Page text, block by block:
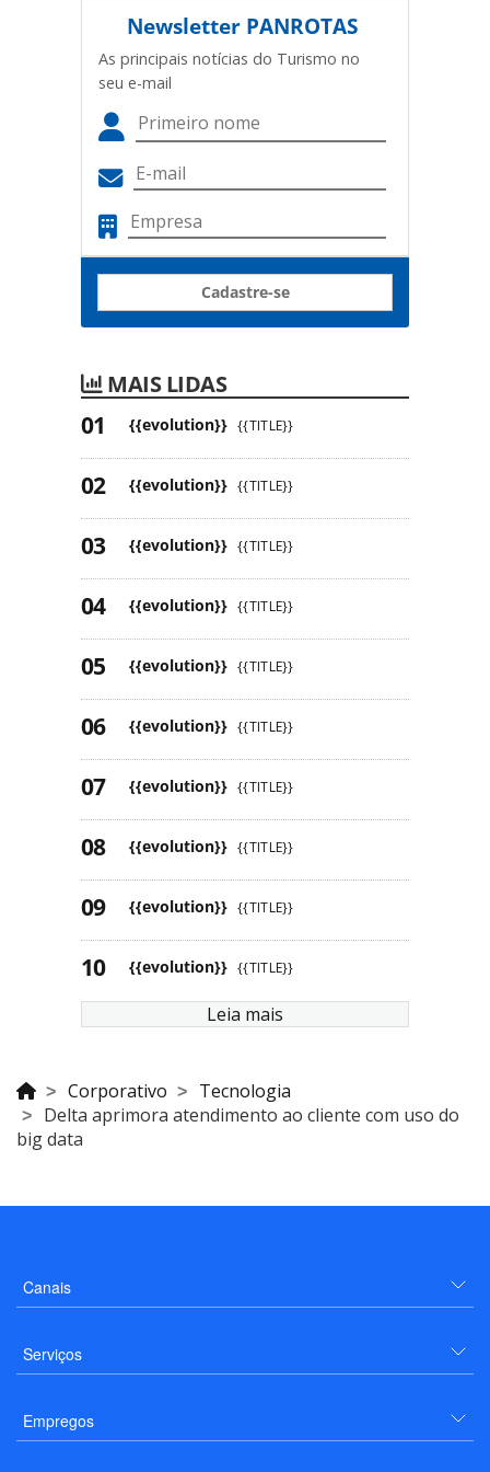
Newsletter PANROTAS
As principais notícias do Turismo no
seu e-mail
Cadastre-se
MAIS LIDAS
{{evolution}} {{TITLE}}
{{evolution}} {{TITLE}}
{{evolution}} {{TITLE}}
{{evolution}} {{TITLE}}
{{evolution}} {{TITLE}}
{{evolution}} {{TITLE}}
{{evolution}} {{TITLE}}
{{evolution}} {{TITLE}}
{{evolution}} {{TITLE}}
{{evolution}} {{TITLE}}
Leia mais
Corporativo
Tecnologia
Delta aprimora atendimento ao cliente com uso do
big data
Canais
Serviços
Empregos